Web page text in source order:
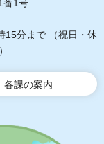
番1号
15分まで
（祝日・休
各課の案内